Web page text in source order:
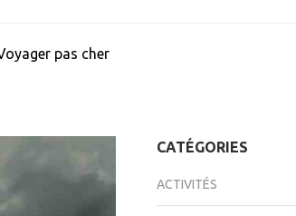
pas cher
CATÉGORIES
ACTIVITÉS